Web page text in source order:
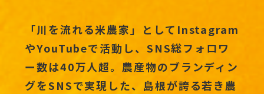
「川を流れる米農家」としてInstagram
やYouTubeで活動し、SNS総フォロワ
ー数は40万人超。農産物のブランディン
グをSNSで実現した、島根が誇る若き農